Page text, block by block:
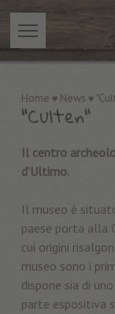
Home News
"Culten"
Il centro
d’Ultimo.
Il museo è
paese porta alla
cui origini
museo sono i
dispone sia di
parte espositiva